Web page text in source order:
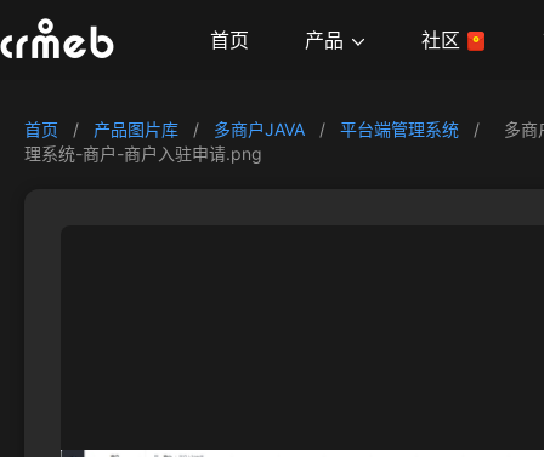
首页 产品 社区
首页 / 产品图片库 / 多商户JAVA / 平台端管理系统 /
多商
理系统-商户-商户入驻申请.png